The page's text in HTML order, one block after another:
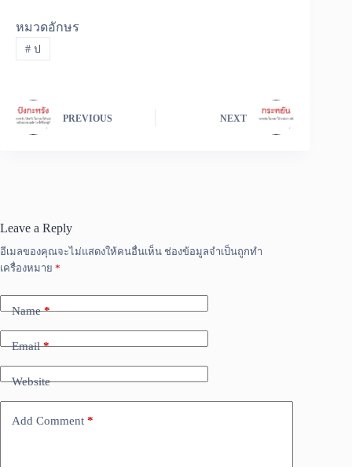
หมวดอักษร
#ป
PREVIOUS NEXT
Leave a Reply
อีเมลของคุณจะไม่แสดงให้คนอื่นเห็น ช่องข้อมูลจำเป็นถูกทำ
เครื่องหมาย *
Name*
Email*
Website
Add Comment *